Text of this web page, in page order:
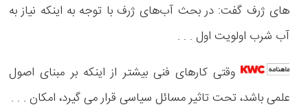
های ژرف گفت: در بحث آب‌های ژرف با توجه به اینکه نیاز به
آب شرب اولویت اول . . .
وقتی کارهای فنی بیشتر از اینکه بر مبنای اصول
علمی باشد، تحت تاثیر مسائل سیاسی قرار می گیرد، امکان . . .